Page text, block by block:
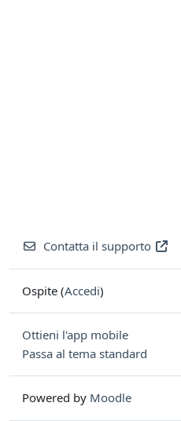
Contatta il supporto
Ospite (Accedi)
Ottieni l'app mobile
Passa al tema standard
Powered by Moodle